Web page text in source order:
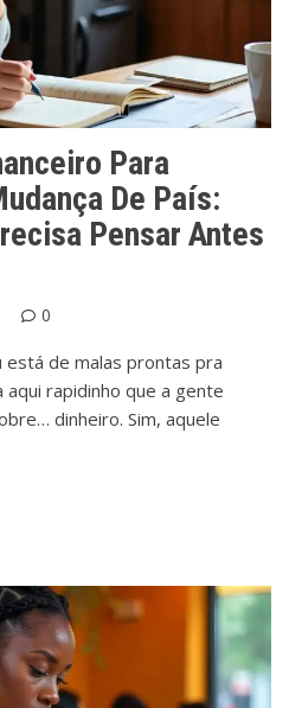
Para
De País:
Pensar Antes
0
está de malas prontas pra
rapidinho que a gente
dinheiro. Sim, aquele